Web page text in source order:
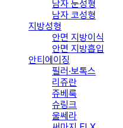
남자 눈성형
남자 코성형
지방성형
안면 지방이식
안면 지방흡입
안티에이징
필러·보톡스
리쥬란
쥬베룩
슈링크
울쎄라